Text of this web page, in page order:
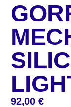
92,00€